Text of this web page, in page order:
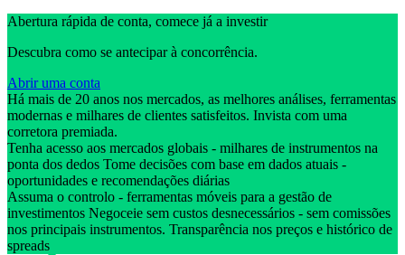
Abertura rápida de conta, comece já a investir
Descubra como se antecipar à concorrência.
Abrir uma conta
Há mais de 20 anos nos mercados, as melhores análises, ferramentas
modernas e milhares de clientes satisfeitos. Invista com uma
corretora premiada.
Tenha acesso aos mercados globais - milhares de instrumentos na
ponta dos dedos Tome decisões com base em dados atuais -
oportunidades e recomendações diárias
Assuma o controlo - ferramentas móveis para a gestão de
investimentos Negoceie sem custos desnecessários - sem comissões
nos principais instrumentos. Transparência nos preços e histórico de
spreads